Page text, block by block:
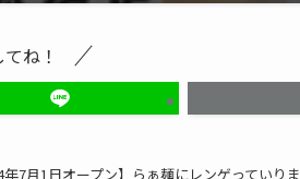
ね！
年7月1日オープン】らぁ麺にレンゲっていりま